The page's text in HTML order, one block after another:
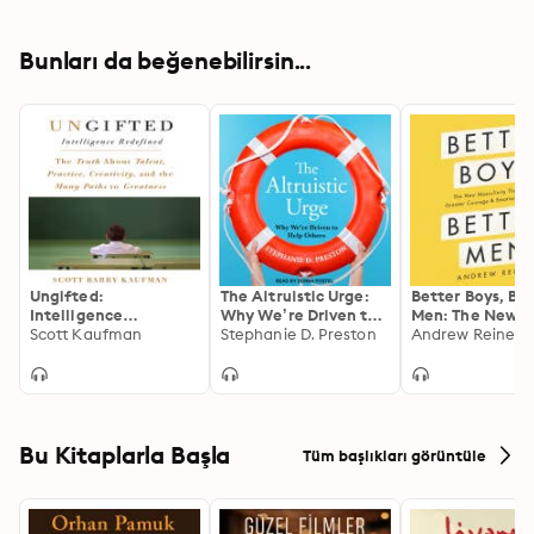
Bunları da beğenebilirsin...
Ungifted:
Intelligence
Redefined
Scott Kaufman
The Altruistic Urge:
Why We’re Driven to
Help Others
Stephanie D. Preston
Better Boys,
Men: The New
Masculinity
Courage and
Andrew Reiner
Bu Kitaplarla Başla Tüm başlıkları görüntüle